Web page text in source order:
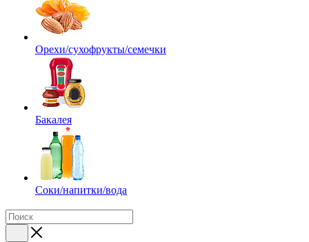
Орехи/сухофрукты/семечки
Бакалея
Соки/напитки/вода